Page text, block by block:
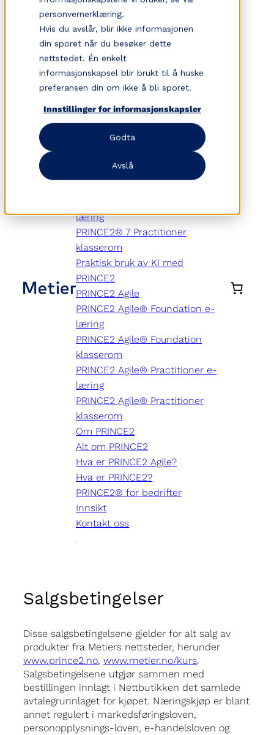
personvernerklæring.
Hvis du avslår, blir ikke informasjonen
din sporet når du besøker dette
nettstedet. Én enkelt
informasjonskapsel blir brukt til å huske
preferansen din om ikke å bli sporet.
Innstillinger for informasjonskapsler
Godta
Avslå
Sertifiseringskurs
PRINCE2
PRINCE2® 7 Foundation e-
læring
PRINCE2® 7 Foundation
PRINCE2® 7 Foundation +
læring
PRINCE2® 7 Practitioner
klasserom
Praktisk bruk av KI med
PRINCE2
PRINCE2 Agile
PRINCE2 Agile® Foundation e-
læring
PRINCE2 Agile® Foundation
klasserom
PRINCE2 Agile® Practitioner e-
læring
PRINCE2 Agile® Practitioner
klasserom
Om PRINCE2
Alt om PRINCE2
Hva er PRINCE2 Agile?
Hva er PRINCE2?
PRINCE2® for bedrifter
Innsikt
Kontakt oss
Salgsbetingelser
Disse salgsbetingelsene gjelder for alt salg av
produkter fra Metiers nettsteder, herunder
www.prince2.no, www.metier.no/kurs.
Salgsbetingelsene utgjør sammen med
bestillingen innlagt i Nettbutikken det samlede
avtalegrunnlaget for kjøpet. Næringskjøp er blant
annet regulert i markedsføringsloven,
personopplysnings-loven, e-handelsloven og